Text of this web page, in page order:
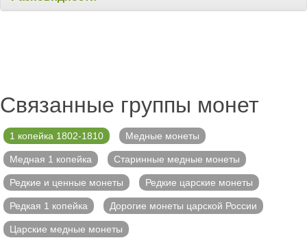
Связанные группы монет
1 копейка 1802-1810 Медные монеты
Медная 1 копейка Старинные медные монеты
Редкие и ценные монеты Редкие царские монеты
Редкая 1 копейка Дорогие монеты царской России
Царские медные монеты